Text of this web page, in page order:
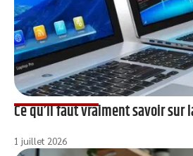
Ce qu’il faut vraiment savoir sur
1 juillet 2026